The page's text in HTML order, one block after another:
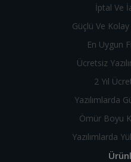
İptal Ve
Güçlü Ve
En Uygun
Ücretsiz
2 Yıl
Yazılımlarda
Ömür Boyu
Yazılımlarda